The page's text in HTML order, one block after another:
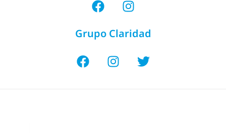
Grupo Claridad